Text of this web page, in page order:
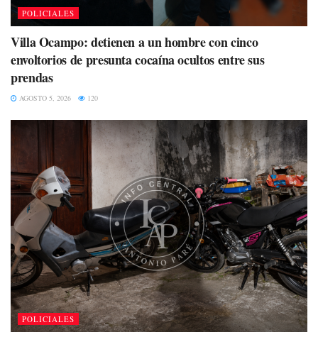
POLICIALES
Villa Ocampo: detienen a un hombre con cinco
envoltorios de presunta cocaína ocultos entre sus
prendas
AGOSTO 5, 2026 120
POLICIALES